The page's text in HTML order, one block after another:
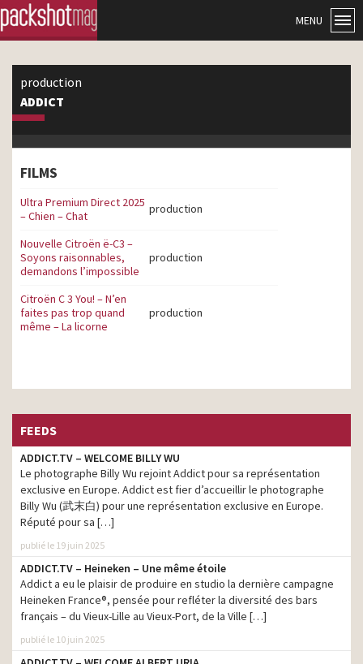
MENU
production
ADDICT
FILMS
Ultra Premium Direct 2025
– Chien – Chat
production
Nouvelle Citroën ë-C3 –
Soyons raisonnables,
demandons l’impossible
production
Citroën C 3 You! – N’en
faites pas trop quand
même – La licorne
production
FEEDS
ADDICT.TV – WELCOME BILLY WU
Le photographe Billy Wu rejoint Addict pour sa représentation
exclusive en Europe. Addict est fier d’accueillir le photographe
Billy Wu (武末白) pour une représentation exclusive en Europe.
Réputé pour sa […]
publié le 19 juin 2025
ADDICT.TV – Heineken – Une même étoile
Addict a eu le plaisir de produire en studio la dernière campagne
Heineken France®, pensée pour refléter la diversité des bars
français – du Vieux-Lille au Vieux-Port, de la Ville […]
publié le 10 juin 2025